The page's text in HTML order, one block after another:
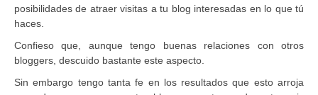
posibilidades de atraer visitas a tu blog interesadas en lo que tú
haces.
Confieso que, aunque tengo buenas relaciones con otros
bloggers, descuido bastante este aspecto.
Sin embargo tengo tanta fe en los resultados que esto arroja